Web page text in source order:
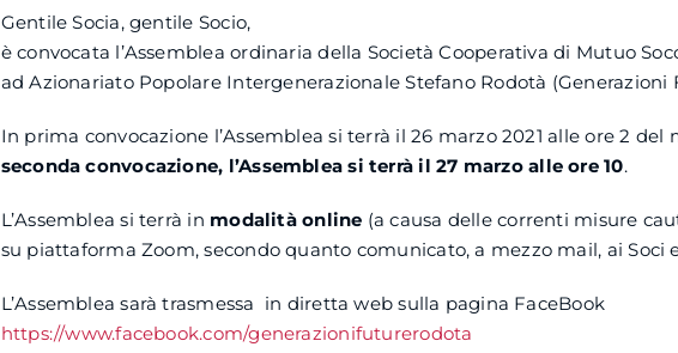
Gentile Socia, gentile Socio,
è convocata l’Assemblea ordinaria della Società Cooperativa di Mutuo
ad Azionariato Popolare Intergenerazionale Stefano Rodotà (Generazioni
In prima convocazione l’Assemblea si terrà il 26 marzo 2021 alle ore 2 del
seconda convocazione, l’Assemblea si terrà il 27 marzo alle ore 10.
L’Assemblea si terrà in modalità online (a causa delle correnti misure
su piattaforma Zoom, secondo quanto comunicato, a mezzo mail, ai Soci
L’Assemblea sarà trasmessa in diretta web sulla pagina FaceBook
https://www.facebook.com/generazionifuturerodota